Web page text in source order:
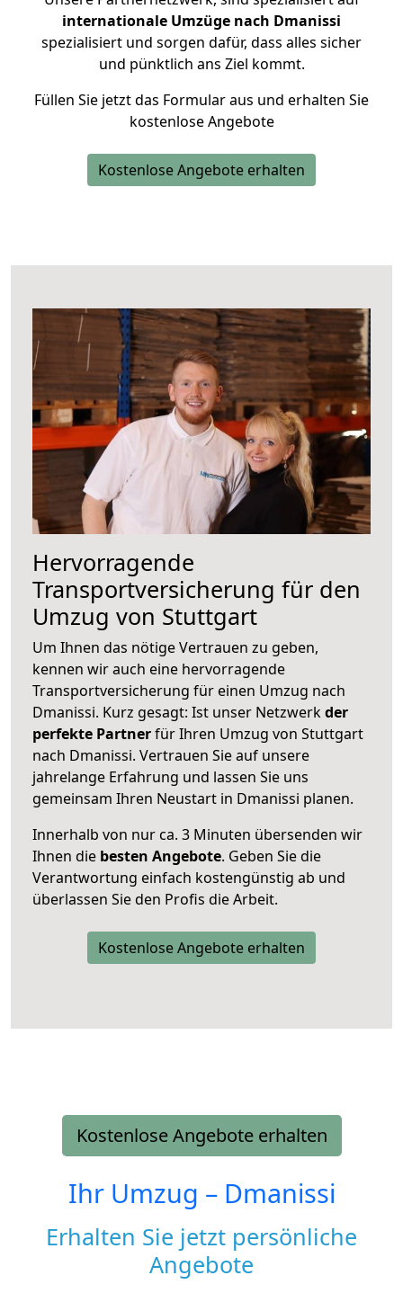
internationale Umzüge nach Dmanissi
spezialisiert und sorgen dafür, dass alles sicher
und pünktlich ans Ziel kommt.
Füllen Sie jetzt das Formular aus und erhalten Sie
kostenlose Angebote
Kostenlose Angebote erhalten
Hervorragende
Transportversicherung für den
Umzug von Stuttgart
Um Ihnen das nötige Vertrauen zu geben,
kennen wir auch eine hervorragende
Transportversicherung für einen Umzug nach
Dmanissi. Kurz gesagt: Ist unser Netzwerkder
perfekte Partnerfür Ihren Umzug von Stuttgart
nach Dmanissi. Vertrauen Sie auf unsere
jahrelange Erfahrung und lassen Sie uns
gemeinsam Ihren Neustart in Dmanissi planen.
Innerhalb von nur ca. 3 Minuten übersenden wir
Ihnen die besten Angebote. Geben Sie die
Verantwortung einfach kostengünstig ab und
überlassen Sie den Profis die Arbeit.
Kostenlose Angebote erhalten
Kostenlose Angebote erhalten
Ihr Umzug – Dmanissi
Erhalten Sie jetzt persönliche
Angebote